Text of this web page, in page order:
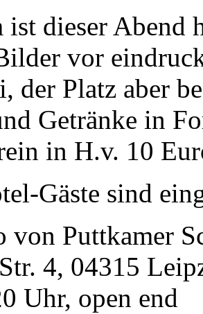
ist dieser Abend
vor
der Platz aber
Getränke in
in H.v. 10
Gäste sind
von Puttkamer
4, 04315
Uhr, open end